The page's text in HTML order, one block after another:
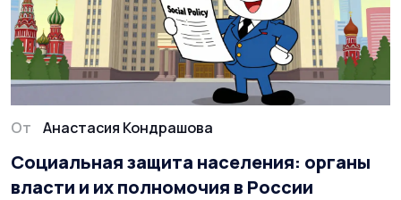
От Анастасия Кондрашова
Социальная защита населения: органы
власти и их полномочия в России